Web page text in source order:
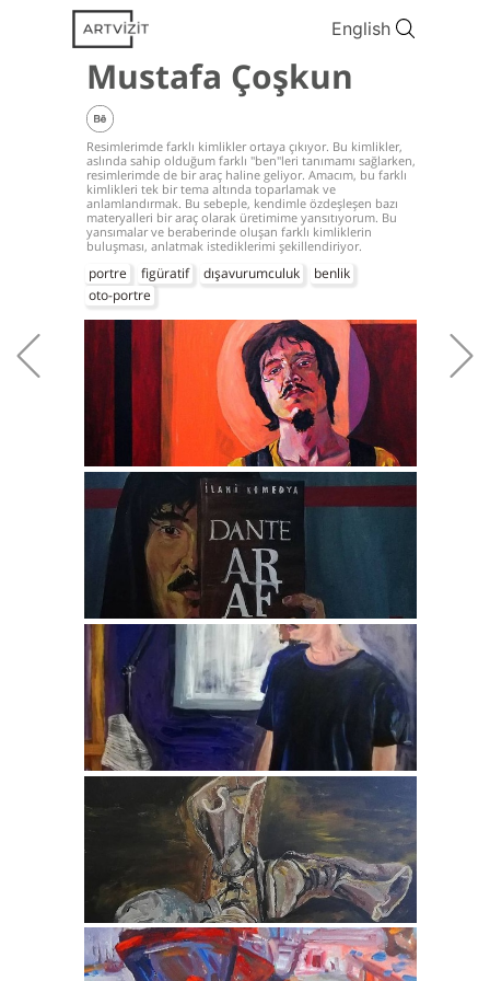
English
Mustafa Çoşkun
Resimlerimde farklı kimlikler ortaya çıkıyor. Bu kimlikler,
aslında sahip olduğum farklı "ben"leri tanımamı sağlarken,
resimlerimde de bir araç haline geliyor. Amacım, bu farklı
kimlikleri tek bir tema altında toparlamak ve
anlamlandırmak. Bu sebeple, kendimle özdeşleşen bazı
materyalleri bir araç olarak üretimime yansıtıyorum. Bu
yansımalar ve beraberinde oluşan farklı kimliklerin
buluşması, anlatmak istediklerimi şekillendiriyor.
portre figüratif dışavurumculuk
benlik
oto-portre